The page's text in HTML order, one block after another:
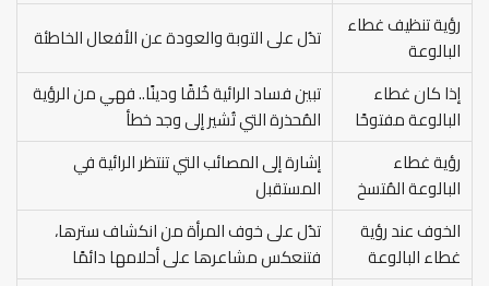
رؤية تنظيف غطاء
البالوعة
تدُل على التوبة والعودة عن الأفعال الخاطئة
إذا كان غطاء
البالوعة مفتوحًا
تبين فساد الرائية خُلقًا ودينًا.. فهي من الرؤية
المُحذرة التي تُشير إلى وجد خطأ
رؤية غطاء
البالوعة المُتسخ
إشارة إلى المصائب التي تنتظر الرائية في
المستقبل
الخوف عند رؤية
غطاء البالوعة
تدُل على خوف المرأة من انكشاف سترها،
فتنعكس مشاعرها على أحلامها دائمًا